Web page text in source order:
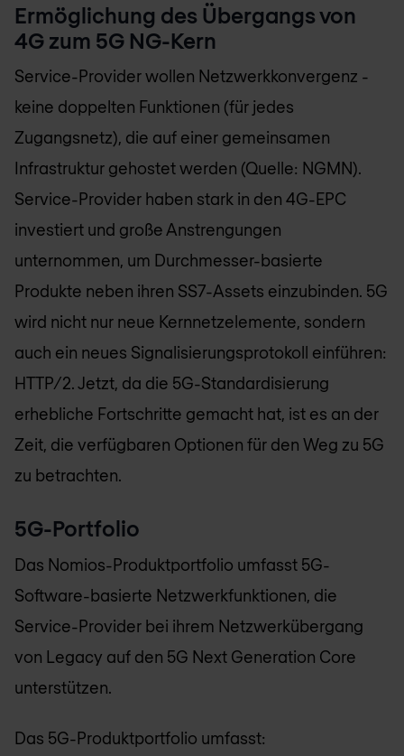
Ermöglichung des Übergangs von
4G zum 5G NG-Kern
Service-Provider wollen Netzwerkkonvergenz -
keine doppelten Funktionen (für jedes
Zugangsnetz), die auf einer gemeinsamen
Infrastruktur gehostet werden (Quelle: NGMN).
Service-Provider haben stark in den 4G-EPC
investiert und große Anstrengungen
unternommen, um Durchmesser-basierte
Produkte neben ihren SS7-Assets einzubinden. 5G
wird nicht nur neue Kernnetzelemente, sondern
auch ein neues Signalisierungsprotokoll einführen:
HTTP/2. Jetzt, da die 5G-Standardisierung
erhebliche Fortschritte gemacht hat, ist es an der
Zeit, die verfügbaren Optionen für den Weg zu 5G
zu betrachten.
5G-Portfolio
Das Nomios-Produktportfolio umfasst 5G-
Software-basierte Netzwerkfunktionen, die
Service-Provider bei ihrem Netzwerkübergang
von Legacy auf den 5G Next Generation Core
unterstützen.
Das 5G-Produktportfolio umfasst: